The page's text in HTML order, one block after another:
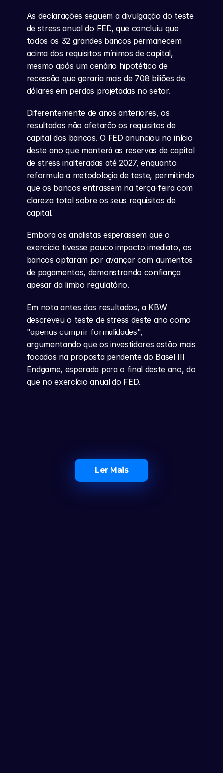
As declarações seguem a divulgação do teste
de stress anual do FED, que concluiu que
todos os 32 grandes bancos permanecem
acima dos requisitos mínimos de capital,
mesmo após um cenário hipotético de
recessão que geraria mais de 708 biliões de
dólares em perdas projetadas no setor.
Diferentemente de anos anteriores, os
resultados não afetarão os requisitos de
capital dos bancos. O FED anunciou no início
deste ano que manterá as reservas de capital
de stress inalteradas até 2027, enquanto
reformula a metodologia de teste, permitindo
que os bancos entrassem na terça-feira com
clareza total sobre os seus requisitos de
capital.
Embora os analistas esperassem que o
exercício tivesse pouco impacto imediato, os
bancos optaram por avançar com aumentos
de pagamentos, demonstrando confiança
apesar da limbo regulatório.
Em nota antes dos resultados, a KBW
descreveu o teste de stress deste ano como
"apenas cumprir formalidades",
argumentando que os investidores estão mais
focados na proposta pendente do Basel III
Endgame, esperada para o final deste ano, do
que no exercício anual do FED.
Ler Mais